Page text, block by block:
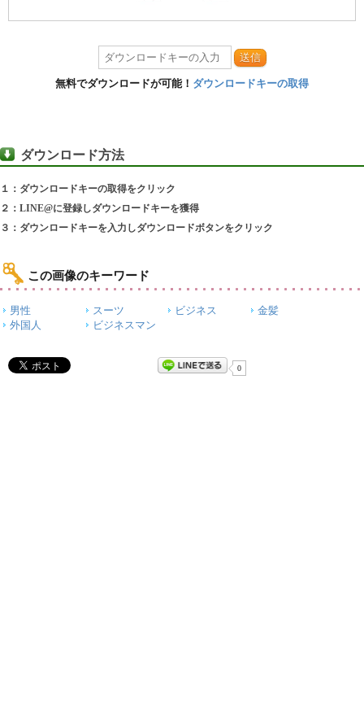
送信
無料でダウンロードが可能！ ダウンロードキーの取得
ダウンロード方法
１：ダウンロードキーの取得をクリック
２：LINE@に登録しダウンロードキーを獲得
３：ダウンロードキーを入力しダウンロードボタンをクリック
この画像のキーワード
男性 スーツ ビジネス
金髪
外国人
ビジネスマン
0